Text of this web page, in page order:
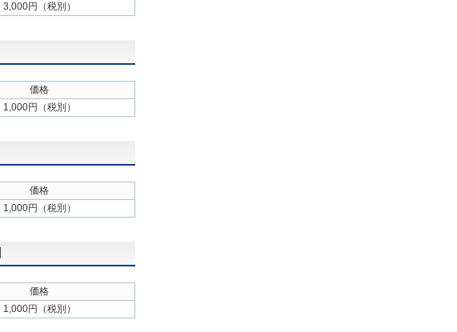
3,000円（税別）
価格
1,000円（税別）
価格
1,000円（税別）
価格
1,000円（税別）